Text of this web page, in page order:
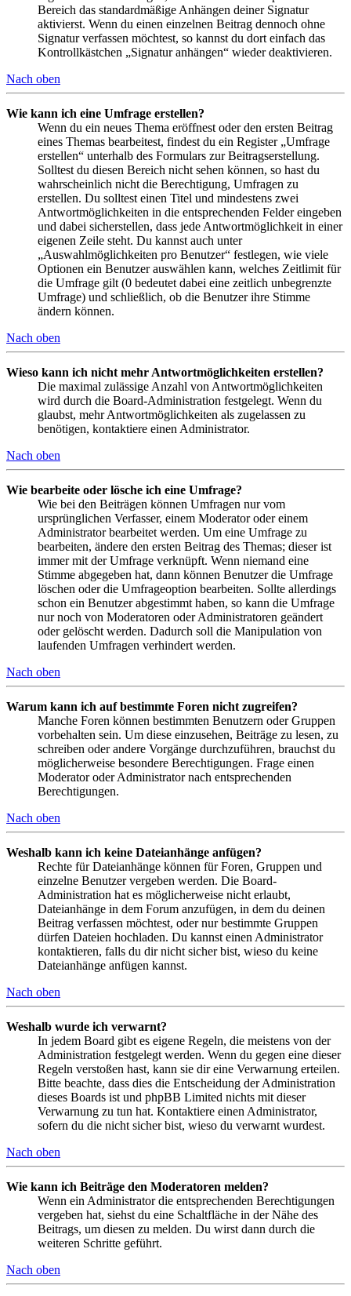
Bereich das standardmäßige Anhängen deiner Signatur
aktivierst. Wenn du einen einzelnen Beitrag dennoch ohne
Signatur verfassen möchtest, so kannst du dort einfach das
Kontrollkästchen „Signatur anhängen“ wieder deaktivieren.
Nach oben
Wie kann ich eine Umfrage erstellen?
Wenn du ein neues Thema eröffnest oder den ersten Beitrag
eines Themas bearbeitest, findest du ein Register „Umfrage
erstellen“ unterhalb des Formulars zur Beitragserstellung.
Solltest du diesen Bereich nicht sehen können, so hast du
wahrscheinlich nicht die Berechtigung, Umfragen zu
erstellen. Du solltest einen Titel und mindestens zwei
Antwortmöglichkeiten in die entsprechenden Felder eingeben
und dabei sicherstellen, dass jede Antwortmöglichkeit in einer
eigenen Zeile steht. Du kannst auch unter
„Auswahlmöglichkeiten pro Benutzer“ festlegen, wie viele
Optionen ein Benutzer auswählen kann, welches Zeitlimit für
die Umfrage gilt (0 bedeutet dabei eine zeitlich unbegrenzte
Umfrage) und schließlich, ob die Benutzer ihre Stimme
ändern können.
Nach oben
Wieso kann ich nicht mehr Antwortmöglichkeiten erstellen?
Die maximal zulässige Anzahl von Antwortmöglichkeiten
wird durch die Board-Administration festgelegt. Wenn du
glaubst, mehr Antwortmöglichkeiten als zugelassen zu
benötigen, kontaktiere einen Administrator.
Nach oben
Wie bearbeite oder lösche ich eine Umfrage?
Wie bei den Beiträgen können Umfragen nur vom
ursprünglichen Verfasser, einem Moderator oder einem
Administrator bearbeitet werden. Um eine Umfrage zu
bearbeiten, ändere den ersten Beitrag des Themas; dieser ist
immer mit der Umfrage verknüpft. Wenn niemand eine
Stimme abgegeben hat, dann können Benutzer die Umfrage
löschen oder die Umfrageoption bearbeiten. Sollte allerdings
schon ein Benutzer abgestimmt haben, so kann die Umfrage
nur noch von Moderatoren oder Administratoren geändert
oder gelöscht werden. Dadurch soll die Manipulation von
laufenden Umfragen verhindert werden.
Nach oben
Warum kann ich auf bestimmte Foren nicht zugreifen?
Manche Foren können bestimmten Benutzern oder Gruppen
vorbehalten sein. Um diese einzusehen, Beiträge zu lesen, zu
schreiben oder andere Vorgänge durchzuführen, brauchst du
möglicherweise besondere Berechtigungen. Frage einen
Moderator oder Administrator nach entsprechenden
Berechtigungen.
Nach oben
Weshalb kann ich keine Dateianhänge anfügen?
Rechte für Dateianhänge können für Foren, Gruppen und
einzelne Benutzer vergeben werden. Die Board-
Administration hat es möglicherweise nicht erlaubt,
Dateianhänge in dem Forum anzufügen, in dem du deinen
Beitrag verfassen möchtest, oder nur bestimmte Gruppen
dürfen Dateien hochladen. Du kannst einen Administrator
kontaktieren, falls du dir nicht sicher bist, wieso du keine
Dateianhänge anfügen kannst.
Nach oben
Weshalb wurde ich verwarnt?
In jedem Board gibt es eigene Regeln, die meistens von der
Administration festgelegt werden. Wenn du gegen eine dieser
Regeln verstoßen hast, kann sie dir eine Verwarnung erteilen.
Bitte beachte, dass dies die Entscheidung der Administration
dieses Boards ist und phpBB Limited nichts mit dieser
Verwarnung zu tun hat. Kontaktiere einen Administrator,
sofern du die nicht sicher bist, wieso du verwarnt wurdest.
Nach oben
Wie kann ich Beiträge den Moderatoren melden?
Wenn ein Administrator die entsprechenden Berechtigungen
vergeben hat, siehst du eine Schaltfläche in der Nähe des
Beitrags, um diesen zu melden. Du wirst dann durch die
weiteren Schritte geführt.
Nach oben